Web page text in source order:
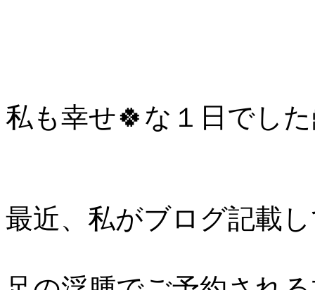
私も幸せ🍀な１日でし
最近、私がブログ記載